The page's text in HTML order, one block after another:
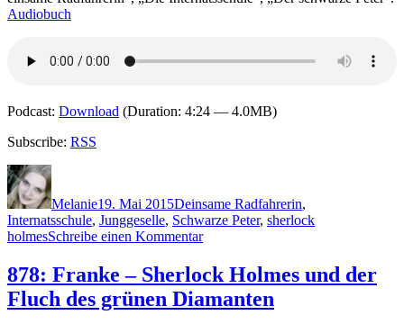
Audiobuch
Podcast: Download (Duration: 4:24 — 4.0MB)
Subscribe: RSS
Autor
Melanie19. Mai 2015Deinsame Radfahrerin,
Internatsschule, Junggeselle, Schwarze Peter, sherlock
holmesSchreibe einen Kommentarzu
Sir
Arthur
Conan
878: Franke – Sherlock Holmes und der
Fluch des grünen Diamanten